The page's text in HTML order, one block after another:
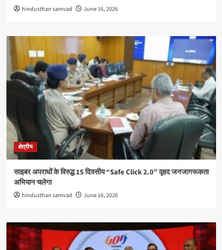
hindusthan samvad June 16, 2026
क्षेत्रीय
साइबर अपराधों के विरुद्ध 15 दिवसीय “Safe Click 2.0” वृहद जनजागरूकता
अभियान चलेगा
hindusthan samvad June 16, 2026